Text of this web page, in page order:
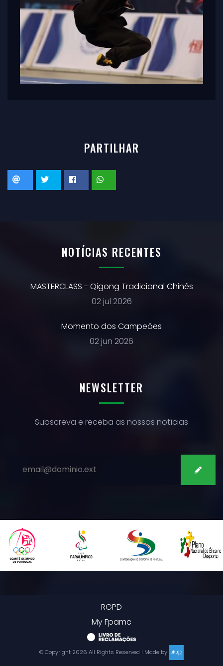
PARTILHAR
NOTÍCIAS RECENTES
MASTERCLASS - Qigong Tradicional Chinês
02 jul 2026
Momento dos Campeões
02 jun 2026
NEWSLETTER
Subscreva e receba as nossas notícias
RGPD
My Fpamc
© Copyright 2026 All Rights Reserved | Made by